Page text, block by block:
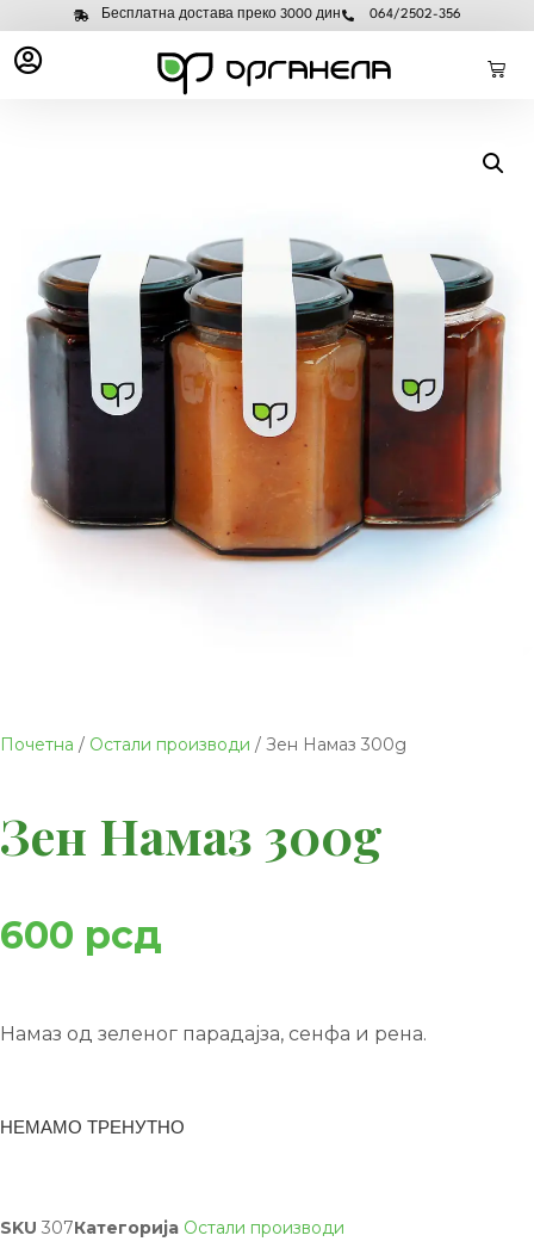
Бесплатна достава преко 3000 дин 064/2502-356
Почетна / Остали производи / Зен Намаз 300g
Зен Намаз 300g
600 рсд
Намаз од зеленог парадајза, сенфа и рена.
НЕМАМО ТРЕНУТНО
SKU 307Категорија Остали производи